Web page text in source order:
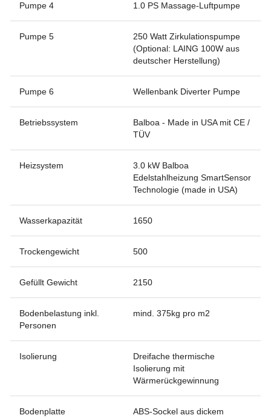
Pumpe 4 1.0 PS Massage-Luftpumpe
Pumpe 5
250 Watt Zirkulationspumpe
(Optional: LAING 100W aus
deutscher Herstellung)
Pumpe 6 Wellenbank Diverter Pumpe
Betriebssystem
Balboa - Made in USA mit CE /
TÜV
Heizsystem
3.0 kW Balboa
Edelstahlheizung SmartSensor
Technologie (made in USA)
Wasserkapazität 1650
Trockengewicht 500
Gefüllt Gewicht 2150
Bodenbelastung inkl.
Personen
mind. 375kg pro m2
Isolierung
Dreifache thermische
Isolierung mit
Wärmerückgewinnung
Bodenplatte
ABS-Sockel aus dickem